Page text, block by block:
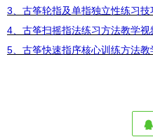
3、古筝轮指及单指独立性练习技
4、古筝扫摇指法练习方法教学视
5、古筝快速指序核心训练方法教